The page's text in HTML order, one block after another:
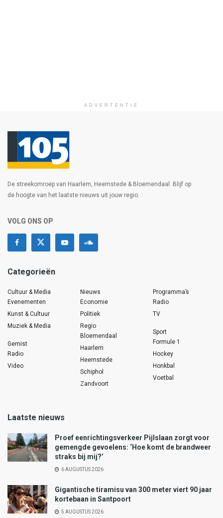
ADVERTENTIE
De streekomroep van Haarlem, Heemstede & Bloemendaal. Blijf op
de hoogte van het laatste nieuws uit jouw regio.
VOLG ONS OP
Categorieën
Cultuur & Media
Evenementen
Kunst & Cultuur
Muziek & Media
Gemist
Radio
Video
Nieuws
Economie
Politiek
Regio
Bloemendaal
Haarlem
Heemstede
Schiphol
Zandvoort
Programma’s
Radio
TV
Sport
Formule 1
Hockey
Honkbal
Voetbal
Laatste nieuws
Proef eenrichtingsverkeer Pijlslaan zorgt voor
gemengde gevoelens: ‘Hoe komt de brandweer
straks bij mij?’
6 AUGUSTUS 2026
Gigantische tiramisu van 300 meter viert 90 jaar
kortebaan in Santpoort
5 AUGUSTUS 2026